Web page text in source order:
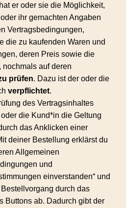
er oder sie die Möglichkeit,
ihr gemachten Angaben
Vertragsbedingungen,
die zu kaufenden Waren und
deren Preis sowie die
nochmals auf deren
prüfen. Dazu ist der oder die
verpflichtet.
des Vertragsinhaltes
die Kund*in die Geltung
das Anklicken einer
deiner Bestellung erklärst du
Allgemeinen
und
einverstanden“ und
durch das
Buttons ab. Dadurch gibt der